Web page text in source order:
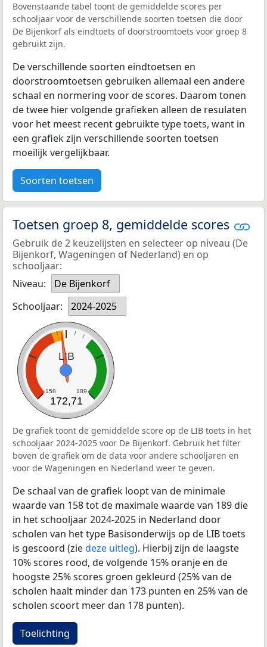
Bovenstaande tabel toont de gemiddelde scores per
schooljaar voor de verschillende soorten toetsen die door
De Bijenkorf als eindtoets of doorstroomtoets voor groep 8
gebruikt zijn.
De verschillende soorten eindtoetsen en
doorstroomtoetsen gebruiken allemaal een andere
schaal en normering voor de scores. Daarom tonen
de twee hier volgende grafieken alleen de resulaten
voor het meest recent gebruikte type toets, want in
een grafiek zijn verschillende soorten toetsen
moeilijk vergelijkbaar.
Soorten toetsen
Toetsen groep 8, gemiddelde scores
Gebruik de 2 keuzelijsten en selecteer op niveau (De
Bijenkorf, Wageningen of Nederland) en op
schooljaar:
Niveau:
De Bijenkorf
Schooljaar:
2024-2025
LIB
158 189
172,71
De grafiek toont de gemiddelde score op de LIB toets in het
schooljaar 2024-2025 voor De Bijenkorf. Gebruik het filter
boven de grafiek om de data voor andere schooljaren en
voor de Wageningen en Nederland weer te geven.
De schaal van de grafiek loopt van de minimale
waarde van 158 tot de maximale waarde van 189 die
in het schooljaar 2024-2025 in Nederland door
scholen van het type Basisonderwijs op de LIB toets
is gescoord (ziedeze uitleg). Hierbij zijn de laagste
10% scores rood, de volgende 15% oranje en de
hoogste 25% scores groen gekleurd (25% van de
scholen haalt minder dan 173 punten en 25% van de
scholen scoort meer dan 178 punten).
Toelichting